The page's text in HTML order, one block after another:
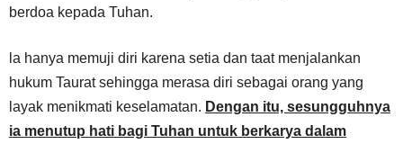
berdoa kepada Tuhan.
la hanya memuji diri karena setia dan taat menjalankan
hukum Taurat sehingga merasa diri sebagai orang yang
layak menikmati keselamatan. Dengan itu, sesungguhnya
ia menutup hati bagi Tuhan untuk berkarya dalam